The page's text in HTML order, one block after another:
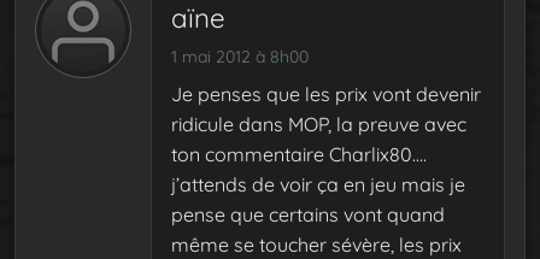
aïne
1 mai 2012 à 8h00
Je penses que les prix vont devenir
ridicule dans MOP, la preuve avec
ton commentaire Charlix80….
j’attends de voir ça en jeu mais je
pense que certains vont quand
même se toucher sévère, les prix